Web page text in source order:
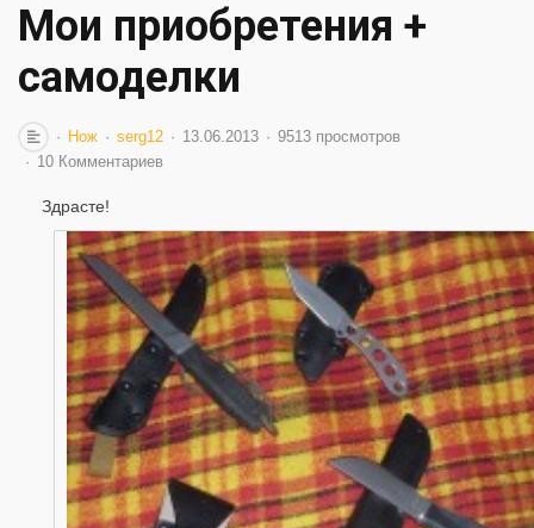
Мои приобретения +
самоделки
Нож serg12 13.06.2013
9513 просмотров
10 Комментариев
Здрасте!